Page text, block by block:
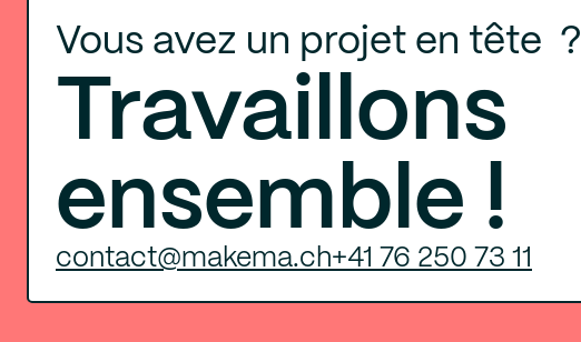
Vous avez un projet en tête ?
Travaillons
ensemble !
contact@makema.ch+41 76 250 73 11